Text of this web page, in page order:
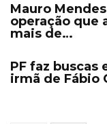
Mauro
operação que
mais de…
PF faz buscas
irmã de Fábio